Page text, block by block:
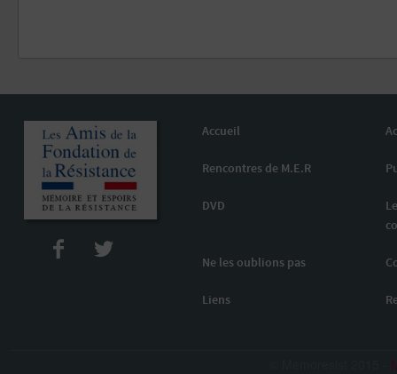
Accueil
Rencontres de M.E.R
DVD
Ne les oublions pas
Liens